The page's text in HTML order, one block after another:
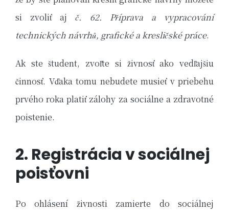
si zvoliť ajč. 62. Příprava a vypracování
technických návrhů, grafické a kresličské práce.
Ak ste študent, zvoľte si živnosť ako vedľajšiu
činnosť. Vďaka tomu nebudete musieť v priebehu
prvého roka platiť zálohy za sociálne a zdravotné
poistenie.
2. Registrácia v sociálnej
poisťovni
Po ohlásení živnosti zamierte do sociálnej